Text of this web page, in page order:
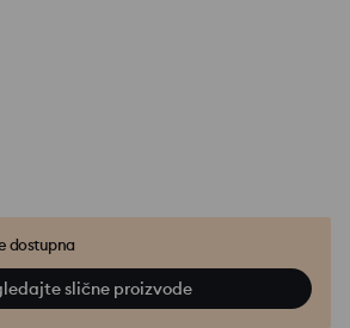
dostupna
slične proizvode